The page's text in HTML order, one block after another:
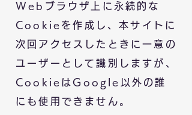
Webブラウザ上に永続的な
Cookieを作成し、本サイトに
次回アクセスしたときに一意の
ユーザーとして識別しますが、
CookieはGoogle以外の誰
にも使用できません。